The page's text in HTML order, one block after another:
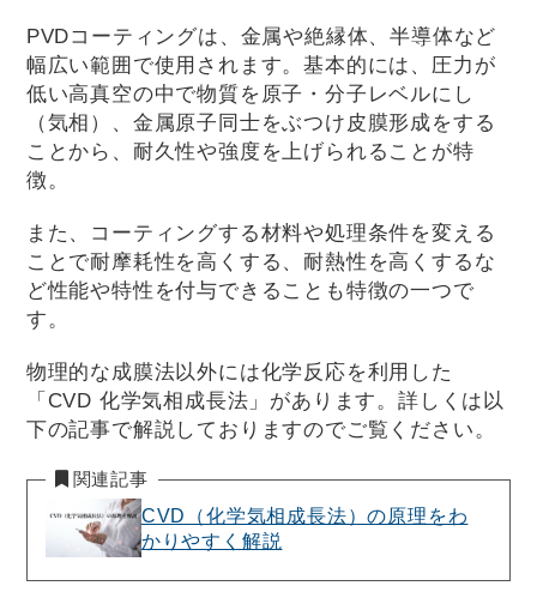
PVDコーティングは、金属や絶縁体、半導体など
幅広い範囲で使用されます。基本的には、圧力が
低い高真空の中で物質を原子・分子レベルにし
（気相）、金属原子同士をぶつけ皮膜形成をする
ことから、耐久性や強度を上げられることが特
徴。
また、コーティングする材料や処理条件を変える
ことで耐摩耗性を高くする、耐熱性を高くするな
ど性能や特性を付与できることも特徴の一つで
す。
物理的な成膜法以外には化学反応を利用した
「CVD 化学気相成長法」があります。詳しくは以
下の記事で解説しておりますのでご覧ください。
関連記事
CVD（化学気相成長法）の原理をわ
かりやすく解説